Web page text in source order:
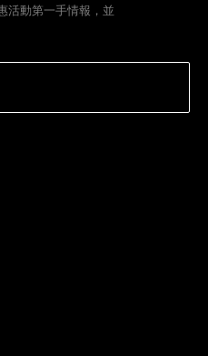
活動第一手情報，並